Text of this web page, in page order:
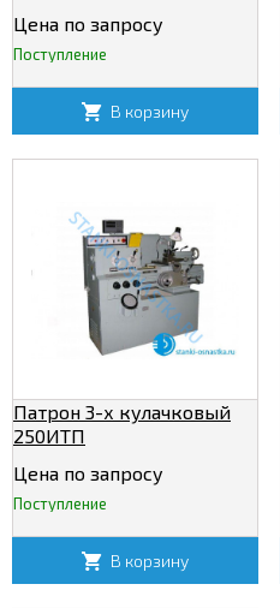
Цена по запросу
Поступление
В корзину
Патрон 3-х кулачковый
250ИТП
Цена по запросу
Поступление
В корзину